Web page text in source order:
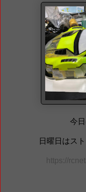
今
日曜日はス
https://